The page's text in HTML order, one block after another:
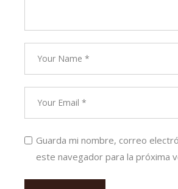
Guarda mi nombre, correo
este navegador para la próxima